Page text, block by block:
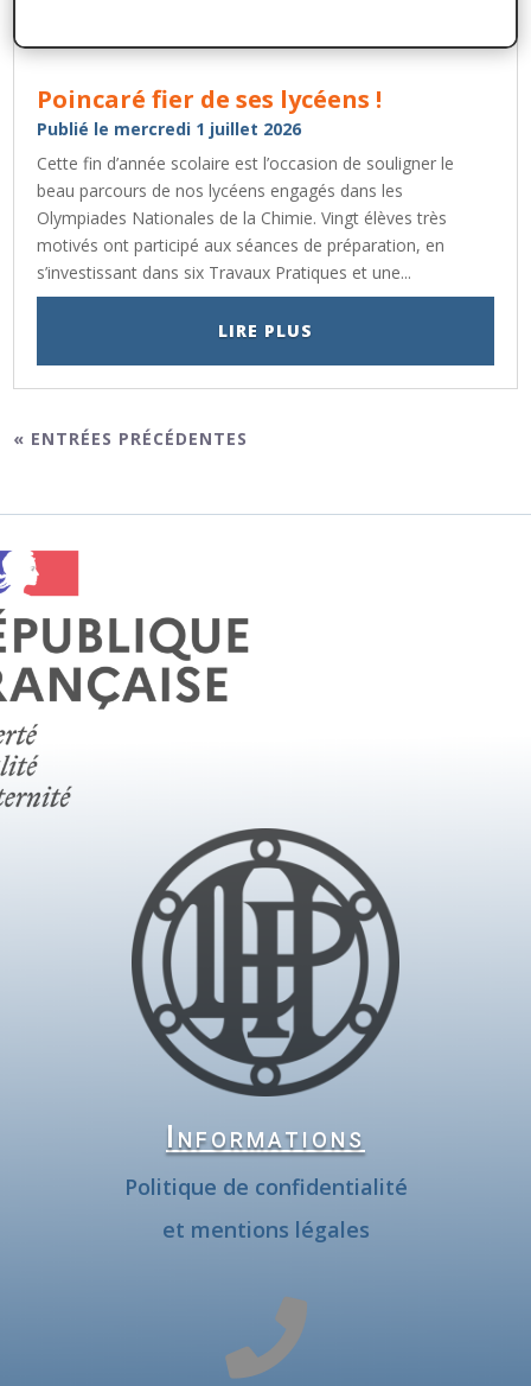
Poincaré fier de ses lycéens !
Publié le mercredi 1 juillet 2026
Cette fin d’année scolaire est l’occasion de souligner le
beau parcours de nos lycéens engagés dans les
Olympiades Nationales de la Chimie. Vingt élèves très
motivés ont participé aux séances de préparation, en
s’investissant dans six Travaux Pratiques et une...
LIRE PLUS
« ENTRÉES PRÉCÉDENTES
Informations
Politique de confidentialité
et mentions légales
